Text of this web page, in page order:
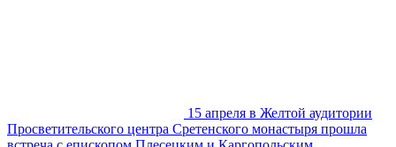
15 апреля в Желтой аудитории
Просветительского центра Сретенского монастыря прошла